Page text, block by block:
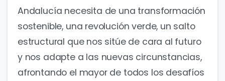
Andalucía necesita de una transformación
sostenible, una revolución verde, un salto
estructural que nos sitúe de cara al futuro
y nos adapte a las nuevas circunstancias,
afrontando el mayor de todos los desafíos